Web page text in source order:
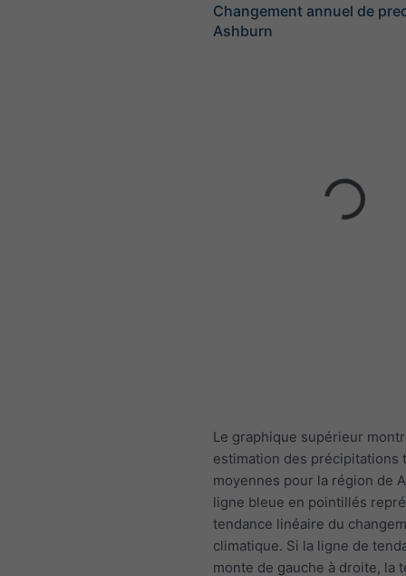
Changement annuel de
Ashburn
Le graphique supérieur
estimation des précipitations
moyennes pour la région de
ligne bleue en pointillés
tendance linéaire du
climatique. Si la ligne de
monte de gauche à droite, la